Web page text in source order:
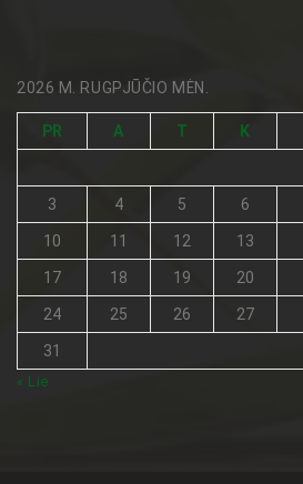
2026 M. RUGPJŪČIO MĖN.
PR A T K
3 4 5 6
10 11 12 13
17 18 19 20
24 25 26 27
31
« Lie